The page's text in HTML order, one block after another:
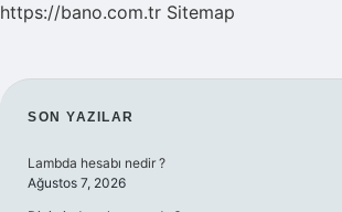
https://bano.com.tr Sitemap
SIDEBAR
SON YAZILAR
Lambda hesabı nedir ?
Ağustos 7, 2026